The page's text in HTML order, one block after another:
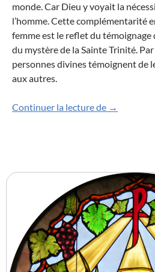
monde. Car Dieu y voyait la
l’homme. Cette complémentarité
femme est le reflet du témoignage
du mystère de la Sainte Trinité.
personnes divines témoignent de
aux autres.
Continuer la lecture de Ce que
→